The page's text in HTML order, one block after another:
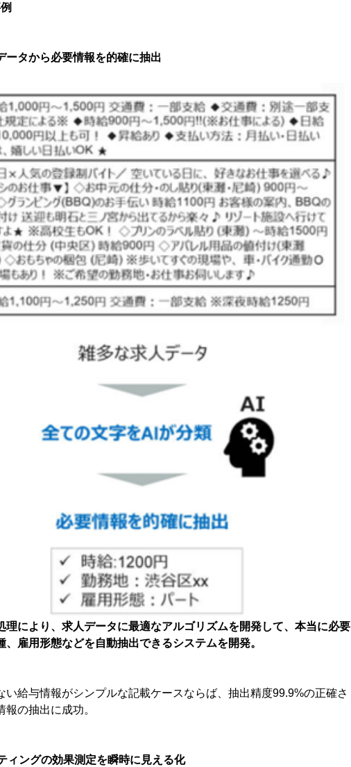
ータから必要情報を的確に抽出
理により、求人データに最適なアルゴリズムを開発して、本当に必要
、雇用形態などを自動抽出できるシステムを開発。
い給与情報がシンプルな記載ケースならば、抽出精度99.9%の正確さ
報の抽出に成功。
ィングの効果測定を瞬時に見える化